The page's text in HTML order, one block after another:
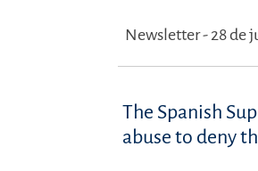
Newsletter - 28 de
The Spanish
abuse to deny